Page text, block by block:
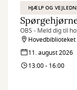
HJÆLP OG
OBS - Meld dig til
Hovedbiblioteket
11. august 2026
13:00 - 16:00